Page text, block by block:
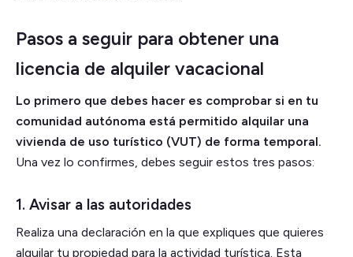
Pasos a seguir para obtener una
licencia de alquiler vacacional
Lo primero que debes hacer es comprobar si en tu
comunidad autónoma está permitido alquilar una
vivienda de uso turístico (VUT) de forma temporal.
Una vez lo confirmes, debes seguir estos tres pasos:
1. Avisar a las autoridades
Realiza una declaración en la que expliques que quieres
alquilar tu propiedad para la actividad turística. Esta